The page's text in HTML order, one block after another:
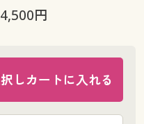
円
しカートに入れる